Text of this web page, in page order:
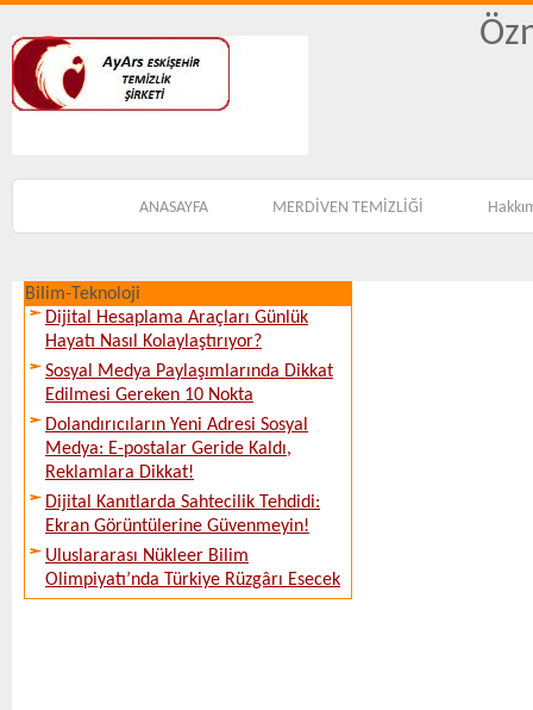
ANASAYFA MERDİVEN TEMİZLİĞİ
Bilim-Teknoloji
Dijital Hesaplama Araçları Günlük
Hayatı Nasıl Kolaylaştırıyor?
Sosyal Medya Paylaşımlarında Dikkat
Edilmesi Gereken 10 Nokta
Dolandırıcıların Yeni Adresi Sosyal
Medya: E-postalar Geride Kaldı,
Reklamlara Dikkat!
Dijital Kanıtlarda Sahtecilik Tehdidi:
Ekran Görüntülerine Güvenmeyin!
Uluslararası Nükleer Bilim
Olimpiyatı’nda Türkiye Rüzgârı Esecek